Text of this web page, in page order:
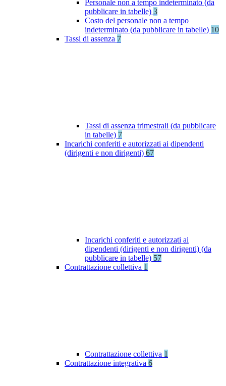
Personale non a tempo indeterminato (da
pubblicare in tabelle) 3
Costo del personale non a tempo
indeterminato (da pubblicare in tabelle) 10
Tassi di assenza 7
Tassi di assenza trimestrali (da pubblicare
in tabelle) 7
Incarichi conferiti e autorizzati ai dipendenti
(dirigenti e non dirigenti) 67
Incarichi conferiti e autorizzati ai
dipendenti (dirigenti e non dirigenti) (da
pubblicare in tabelle) 57
Contrattazione collettiva 1
Contrattazione collettiva 1
Contrattazione integrativa 6